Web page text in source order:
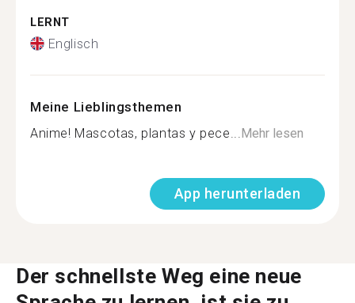
LERNT
Englisch
Meine Lieblingsthemen
Anime! Mascotas, plantas y pece... Mehr lesen
App herunterladen
Der schnellste Weg eine neue